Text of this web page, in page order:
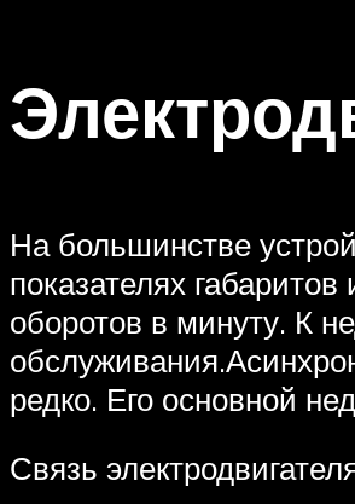
На большинстве
показателях
оборотов в минуту. К
редко. Его основной
Связь